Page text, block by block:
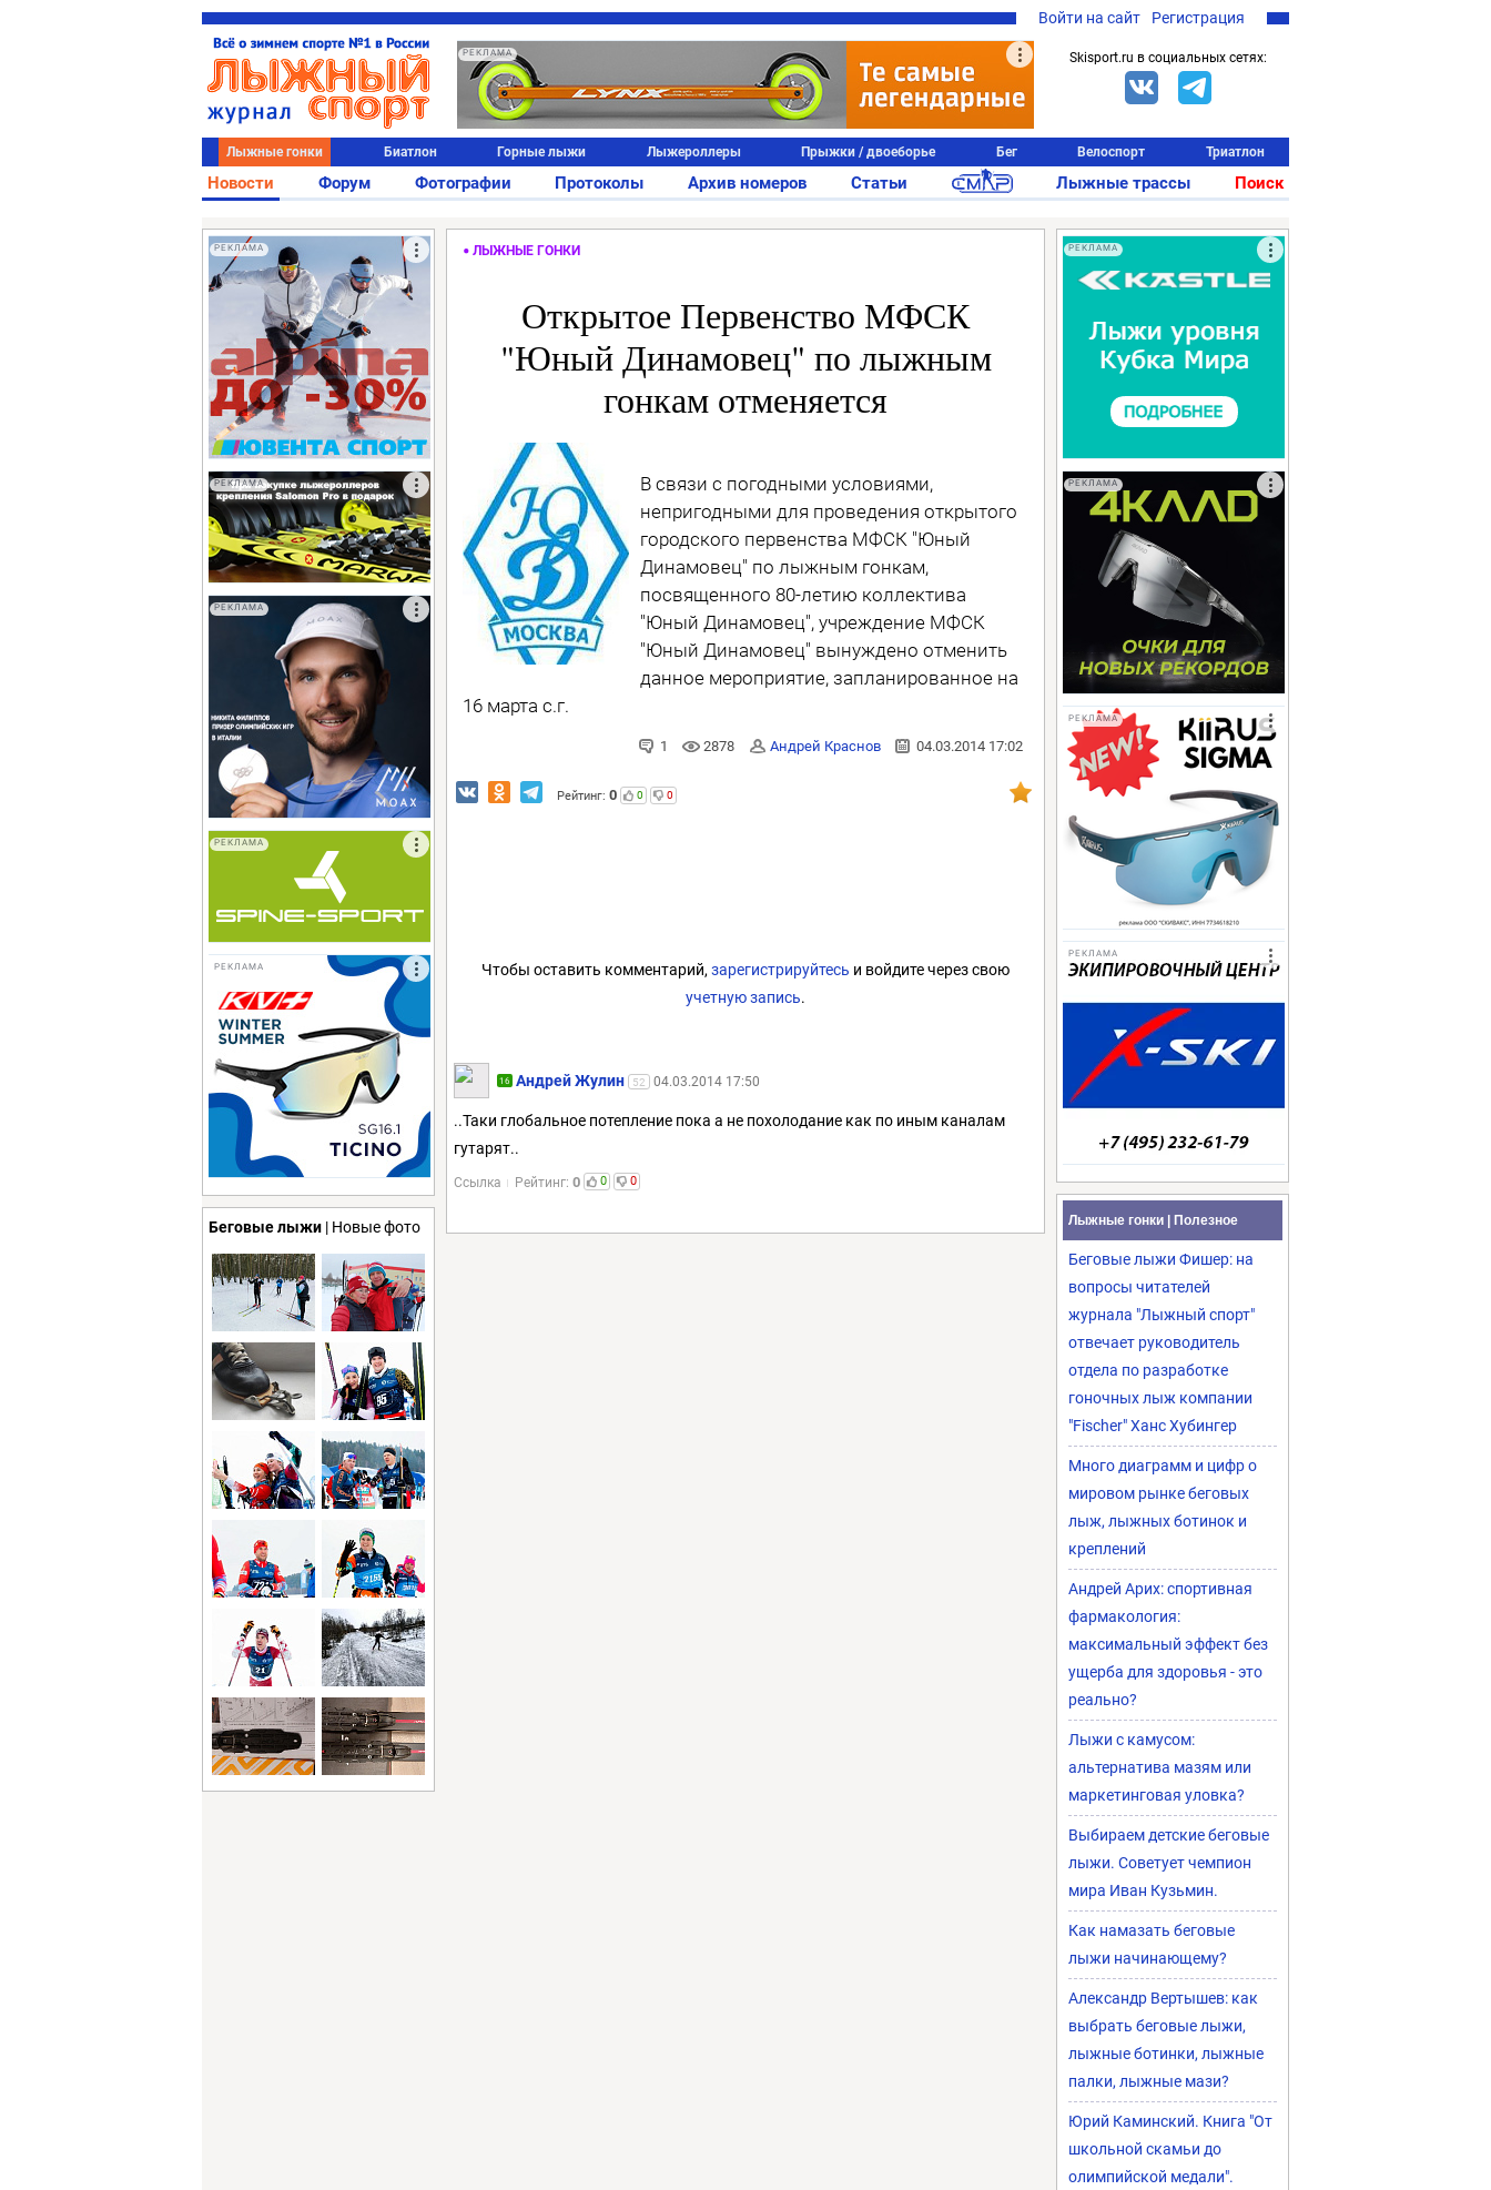
Войти на сайт Регистрация
РЕКЛАМА Skisport.ru в социальных сетях:
Лыжные гонки Биатлон Горные лыжи Лыжероллеры Прыжки / двоеборье Бег Велоспорт Триатлон
Новости Форум Фотографии Протоколы Архив номеров Статьи Лыжные трассы Поиск
РЕКЛАМА
РЕКЛАМА
РЕКЛАМА
РЕКЛАМА
РЕКЛАМА
Беговые лыжи | Новые фото
ЛЫЖНЫЕ ГОНКИ
Открытое Первенство МФСК
"Юный Динамовец" по лыжным
гонкам отменяется
В связи с погодными условиями,
непригодными для проведения открытого
городского первенства МФСК "Юный
Динамовец" по лыжным гонкам,
посвященного 80-летию коллектива
"Юный Динамовец", учреждение МФСК
"Юный Динамовец" вынуждено отменить
данное мероприятие, запланированное на
16 марта с.г.
1 2878 Андрей Краснов 04.03.2014 17:02
Рейтинг: 0 0 0
Чтобы оставить комментарий, зарегистрируйтесь и войдите через свою
учетную запись.
16 Андрей Жулин 52 04.03.2014 17:50
..Таки глобальное потепление пока а не похолодание как по иным каналам
гутарят..
Ссылка Рейтинг: 0 0 0
РЕКЛАМА
РЕКЛАМА
РЕКЛАМА
РЕКЛАМА
Лыжные гонки | Полезное
Беговые лыжи Фишер: на
вопросы читателей
журнала "Лыжный спорт"
отвечает руководитель
отдела по разработке
гоночных лыж компании
"Fischer" Ханс Хубингер
Много диаграмм и цифр о
мировом рынке беговых
лыж, лыжных ботинок и
креплений
Андрей Арих: спортивная
фармакология:
максимальный эффект без
ущерба для здоровья - это
реально?
Лыжи с камусом:
альтернатива мазям или
маркетинговая уловка?
Выбираем детские беговые
лыжи. Советует чемпион
мира Иван Кузьмин.
Как намазать беговые
лыжи начинающему?
Александр Вертышев: как
выбрать беговые лыжи,
лыжные ботинки, лыжные
палки, лыжные мази?
Юрий Каминский. Книга "От
школьной скамьи до
олимпийской медали".